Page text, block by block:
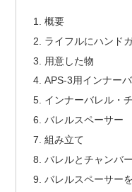
概要
ライフルにハンド
用意した物
APS-3用インナー
インナーバレル・
バレルスペーサー
組み立て
バレルとチャンバ
バレルスペーサー